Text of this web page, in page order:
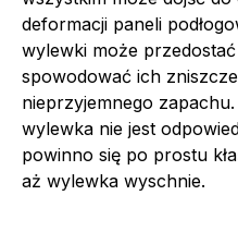
deformacji paneli
wylewki może
spowodować ich
nieprzyjemnego
wylewka nie jest
powinno się po prostu
aż wylewka wyschnie.